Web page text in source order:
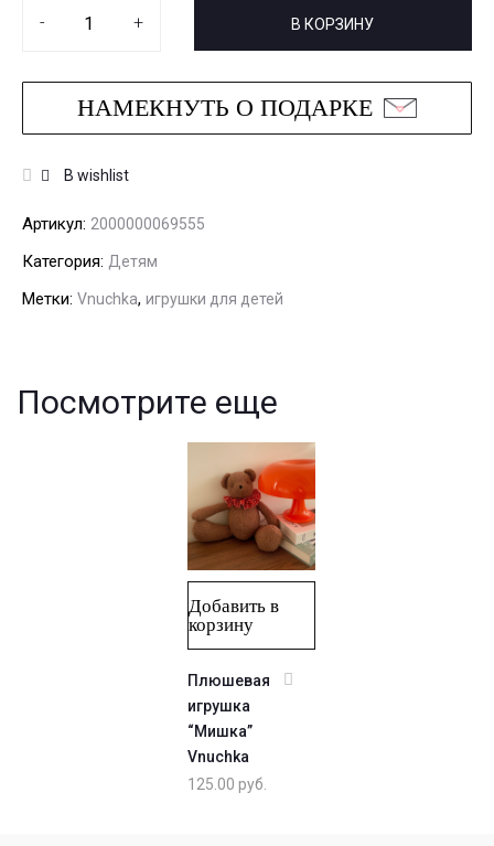
- + В КОРЗИНУ
НАМЕКНУТЬ О ПОДАРКЕ
В wishlist
Артикул: 2000000069555
Категория: Детям
Метки: Vnuchka, игрушки для детей
Посмотрите еще
Добавить в
корзину
Плюшевая
игрушка
“Мишка”
Vnuchka
125.00 руб.